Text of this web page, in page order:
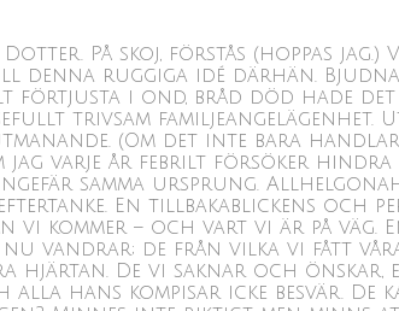
På skoj, förstås (hoppas
ruggiga idé därhän.
förtjusta i ond, bråd död hade
trivsam
(Om det inte bara
varje år febrilt försöker hindra
samma ursprung.
En tillbakablickens och
kommer – och vart vi är på väg.
vandrar; de från vilka vi fått
De vi saknar och önskar,
hans kompisar icke besvär. De